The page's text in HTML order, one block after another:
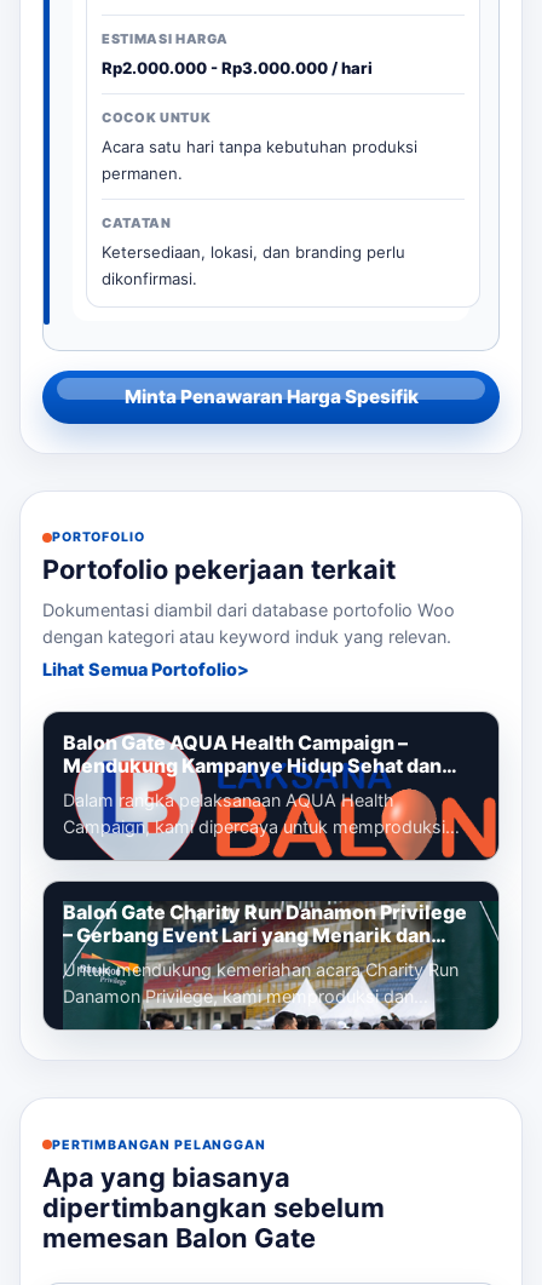
Rp2.000.000 - Rp3.000.000 / hari
Acara satu hari tanpa kebutuhan produksi
permanen.
Ketersediaan, lokasi, dan branding perlu
dikonfirmasi.
Minta Penawaran Harga Spesifik
PORTOFOLIO
Portofolio pekerjaan terkait
Dokumentasi diambil dari database portofolio Woo
dengan kategori atau keyword induk yang relevan.
Lihat Semua Portofolio
Balon Gate AQUA Health Campaign –
Mendukung Kampanye Hidup Sehat dan
Gaya Hidup Aktif
Dalam rangka pelaksanaan AQUA Health
Campaign, kami dipercaya untuk memproduksi
dan memasang balon gate custom yang menjadi
identi...
Balon Gate Charity Run Danamon Privilege
– Gerbang Event Lari yang Menarik dan
Profesional
Untuk mendukung kemeriahan acara Charity Run
Danamon Privilege, kami memproduksi dan
memasang balon gate custom sebagai gerbang
PERTIMBANGAN PELANGGAN
Apa yang biasanya
dipertimbangkan sebelum
memesan Balon Gate